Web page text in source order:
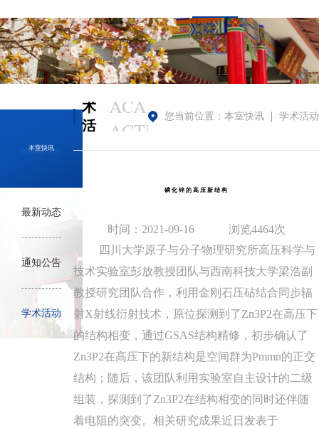
NEWS
INFORMATION
本室快讯
最新动态
通知公告
学术活动
学
术
活
ACADEMIC
ACTIVITIES
您当前位置： 本室快讯 学术活动
磷化锌的高压新结构
时间：2021-09-16
浏览4464次
四川大学原子与分子物理研究所高压科学与
技术实验室彭放教授团队与西南科技大学梁浩副
教授研究团队合作，利用金刚石压砧结合同步辐
射X射线衍射技术，原位探测到了Zn3P2在高压下
的结构相变，通过GSAS结构精修，初步确认了
Zn3P2在高压下的新结构是空间群为Pmmn的正交
结构；随后，该团队利用实验室自主设计的二级
组装，探测到了Zn3P2在结构相变的同时还伴随
着电阻的突变。相关研究成果近日发表于